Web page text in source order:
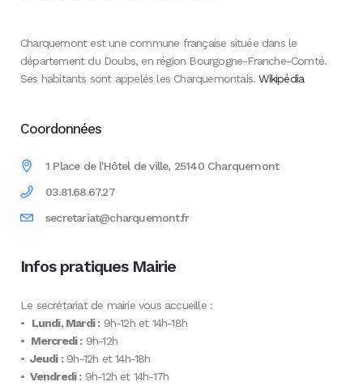
Charquemont est une commune française située dans le
département du Doubs, en région Bourgogne-Franche-Comté.
Ses habitants sont appelés les Charquemontais.Wikipédia
Coordonnées
1 Place de l'Hôtel de ville, 25140 Charquemont
03.81.68.67.27
secretariat@charquemont.fr
Infos pratiques Mairie
Le secrétariat de mairie vous accueille :
• Lundi, Mardi :9h-12h et 14h-18h
• Mercredi :9h-12h
• Jeudi :9h-12h et 14h-18h
• Vendredi :9h-12h et 14h-17h